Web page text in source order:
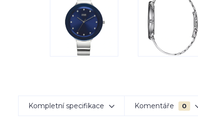
Kompletní specifikace Komentáře 0